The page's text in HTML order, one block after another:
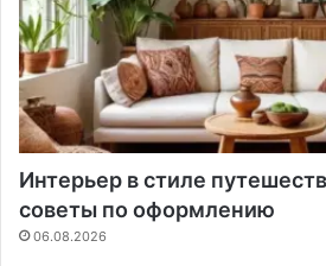
Интерьер в стиле
советы по оформлению
06.08.2026